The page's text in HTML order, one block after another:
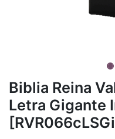
Biblia Reina
Letra Gigante